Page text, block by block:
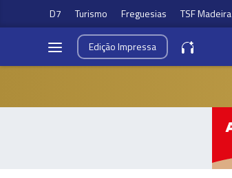
D7 Turismo Freguesias TSF Madeira
EdiçãoImpressa